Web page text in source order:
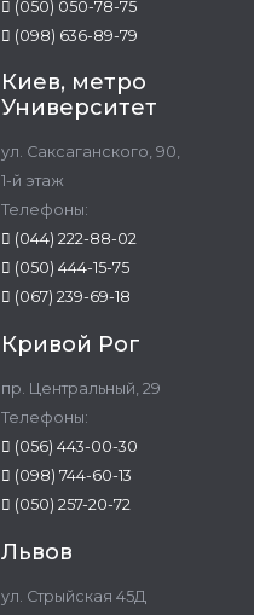
(050) 050-78-75
(098) 636-89-79
Киев, метро
Университет
ул. Саксаганского, 90,
1-й этаж
Телефоны:
(044) 222-88-02
(050) 444-15-75
(067) 239-69-18
Кривой Рог
пр. Центральный, 29
Телефоны:
(056) 443-00-30
(098) 744-60-13
(050) 257-20-72
Львов
ул. Стрыйская 45Д